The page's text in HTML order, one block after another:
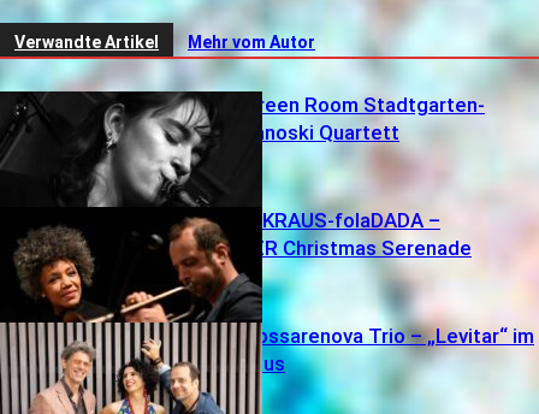
Verwandte Artikel Mehr vom Autor
Jazz Köln – Green Room Stadtgarten-
Leonora Tomanoski Quartett
Jazz Köln- jooKRAUS-folaDADA –
martinMEIXNER Christmas Serenade
Jazz Köln – Bossarenova Trio – „Levitar“ im
Altes Pfandhaus